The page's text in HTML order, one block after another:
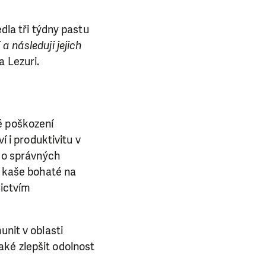
tři týdny pastu
následuji jejich
Lezuri.
poškození
i produktivitu v
správných
bohaté na
v oblasti
zlepšit odolnost